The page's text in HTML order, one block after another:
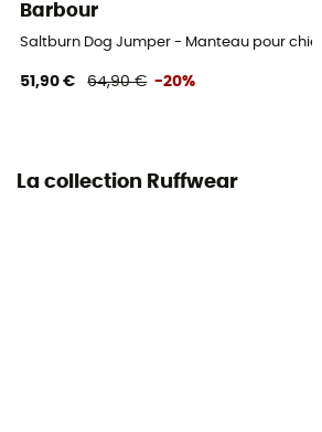
Barbour
Saltburn Dog Jumper - Manteau pour chien
51,90 € 64,90 € -20%
La collection Ruffwear